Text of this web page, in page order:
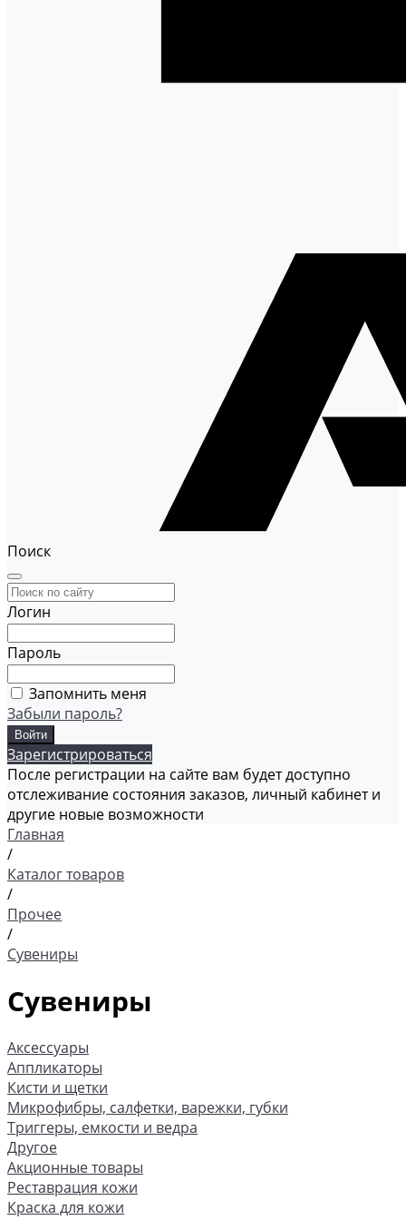
Поиск
Логин
Пароль
Запомнить меня
Забыли пароль?
Зарегистрироваться
После регистрации на сайте вам будет доступно
отслеживание состояния заказов, личный кабинет и
другие новые возможности
Главная
/
Каталог товаров
/
Прочее
/
Сувениры
Сувениры
Аксессуары
Аппликаторы
Кисти и щетки
Микрофибры, салфетки, варежки, губки
Триггеры, емкости и ведра
Другое
Акционные товары
Реставрация кожи
Краска для кожи